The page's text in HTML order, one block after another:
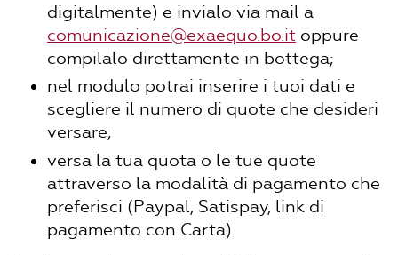
digitalmente) e invialo via mail a
comunicazione@exaequo.bo.itoppure
compilalo direttamente in bottega;
nel modulo potrai inserire i tuoi dati e
scegliere il numero di quote che desideri
versare;
versa la tua quota o le tue quote
attraverso la modalità di pagamento che
preferisci (Paypal, Satispay, link di
pagamento con Carta).